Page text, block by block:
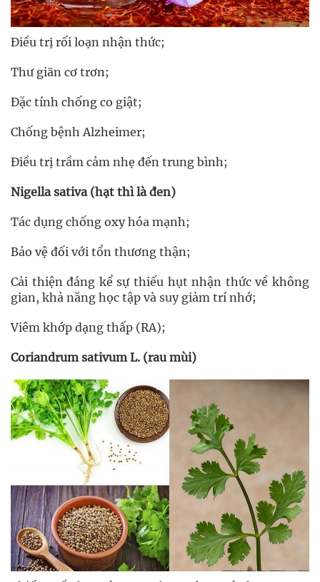
Điều trị rối loạn nhận thức;
Thư giãn cơ trơn;
Đặc tính chống co giật;
Chống bệnh Alzheimer;
Điều trị trầm cảm nhẹ đến trung bình;
Nigella sativa (hạt thì là đen)
Tác dụng chống oxy hóa mạnh;
Bảo vệ đối với tổn thương thận;
Cải thiện đáng kể sự thiếu hụt nhận thức về không
gian, khả năng học tập và suy giảm trí nhớ;
Viêm khớp dạng thấp (RA);
Coriandrum sativum L. (rau mùi)